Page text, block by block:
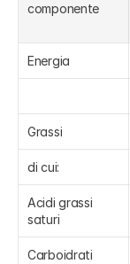
componente
Energia
Grassi
di cui:
Acidi grassi
saturi
Carboidrati